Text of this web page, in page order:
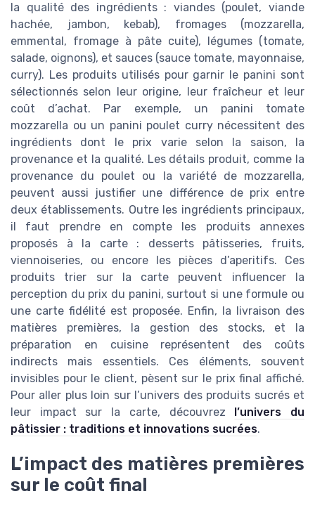
la qualité des ingrédients : viandes (poulet, viande
hachée, jambon, kebab), fromages (mozzarella,
emmental, fromage à pâte cuite), légumes (tomate,
salade, oignons), et sauces (sauce tomate, mayonnaise,
curry). Les produits utilisés pour garnir le panini sont
sélectionnés selon leur origine, leur fraîcheur et leur
coût d’achat. Par exemple, un panini tomate
mozzarella ou un panini poulet curry nécessitent des
ingrédients dont le prix varie selon la saison, la
provenance et la qualité. Les détails produit, comme la
provenance du poulet ou la variété de mozzarella,
peuvent aussi justifier une différence de prix entre
deux établissements. Outre les ingrédients principaux,
il faut prendre en compte les produits annexes
proposés à la carte : desserts pâtisseries, fruits,
viennoiseries, ou encore les pièces d’aperitifs. Ces
produits trier sur la carte peuvent influencer la
perception du prix du panini, surtout si une formule ou
une carte fidélité est proposée. Enfin, la livraison des
matières premières, la gestion des stocks, et la
préparation en cuisine représentent des coûts
indirects mais essentiels. Ces éléments, souvent
invisibles pour le client, pèsent sur le prix final affiché.
Pour aller plus loin sur l’univers des produits sucrés et
leur impact sur la carte, découvrez
l’univers du
pâtissier : traditions et innovations sucrées.
L’impact des matières premières
sur le coût final